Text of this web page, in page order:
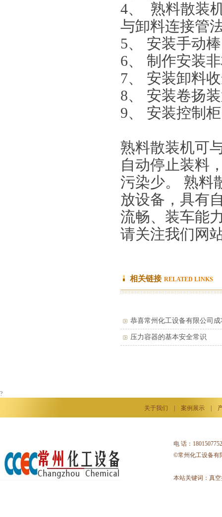
4、 熟料散装
与卸料连接管
5、 安装手动
6、 制作安装
7、 安装卸料
8、 安装卷扬
9、 安装控制
熟料散装机可
自动停止装料
污染少。 熟料
放设备，具有
流畅、装车能
请关注我们网
相关链接 RELATED LINKS
恭喜常州化工设备有限公司
压力容器的基本安全常识
?
关于我们 案例展示
电 话：
©常州化工设备有
本站关键词： 真